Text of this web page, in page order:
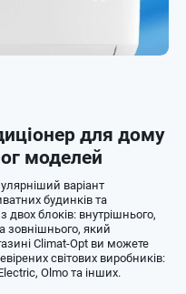
для дому
моделей
варіант
будинків та
двох блоків: внутрішнього,
зовнішнього, який
Climat-Opt ви можете
світових виробників:
Olmo та інших.